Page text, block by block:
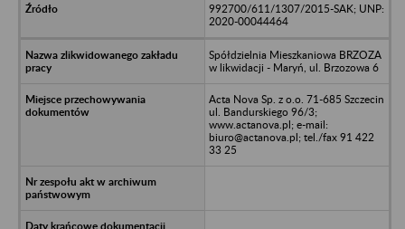
992700/611/1307/2015-SAK; UNP:
2020-00044464
Spółdzielnia Mieszkaniowa BRZOZA
w likwidacji - Maryń, ul. Brzozowa 6
Acta Nova Sp. z o.o. 71-685 Szczecin
ul. Bandurskiego 96/3;
www.actanova.pl; e-mail:
biuro@actanova.pl; tel./fax 91 422
33 25